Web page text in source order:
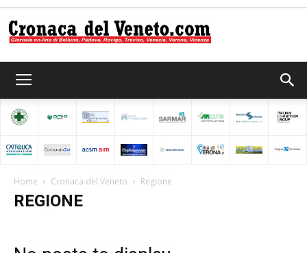
del
Home Cronaca del Veneto Regione
REGIONE